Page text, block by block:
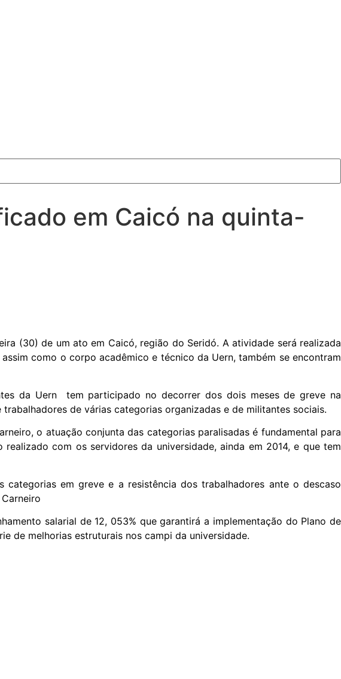
em Caicó na quinta-
(30) de um ato em Caicó, região do Seridó. A atividade será realizada
como o corpo acadêmico e técnico da Uern, também se encontram
da Uern tem participado no decorrer dos dois meses de greve na
de várias categorias organizadas e de militantes sociais.
o atuação conjunta das categorias paralisadas é fundamental para
com os servidores da universidade, ainda em 2014, e que tem
em greve e a resistência dos trabalhadores ante o descaso
salarial de 12, 053% que garantirá a implementação do Plano de
de melhorias estruturais nos campi da universidade.